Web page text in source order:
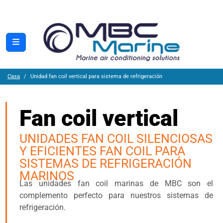
Casa Unidad fan coil vertical para sistema de refrigeración
Fan coil vertical
UNIDADES FAN COIL SILENCIOSAS
Y EFICIENTES FAN COIL PARA
SISTEMAS DE REFRIGERACIÓN
MARINOS
Las unidades fan coil marinas de MBC son el
complemento perfecto para nuestros sistemas de
refrigeración.